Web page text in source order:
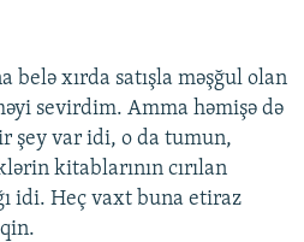
belə xırda satışla məşğul olan
sevirdim. Amma həmişə də
şey var idi, o da tumun,
kitablarının cırılan
idi. Heç vaxt buna etiraz